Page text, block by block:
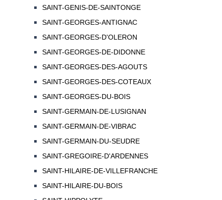
SAINT-GENIS-DE-SAINTONGE
SAINT-GEORGES-ANTIGNAC
SAINT-GEORGES-D'OLERON
SAINT-GEORGES-DE-DIDONNE
SAINT-GEORGES-DES-AGOUTS
SAINT-GEORGES-DES-COTEAUX
SAINT-GEORGES-DU-BOIS
SAINT-GERMAIN-DE-LUSIGNAN
SAINT-GERMAIN-DE-VIBRAC
SAINT-GERMAIN-DU-SEUDRE
SAINT-GREGOIRE-D'ARDENNES
SAINT-HILAIRE-DE-VILLEFRANCHE
SAINT-HILAIRE-DU-BOIS